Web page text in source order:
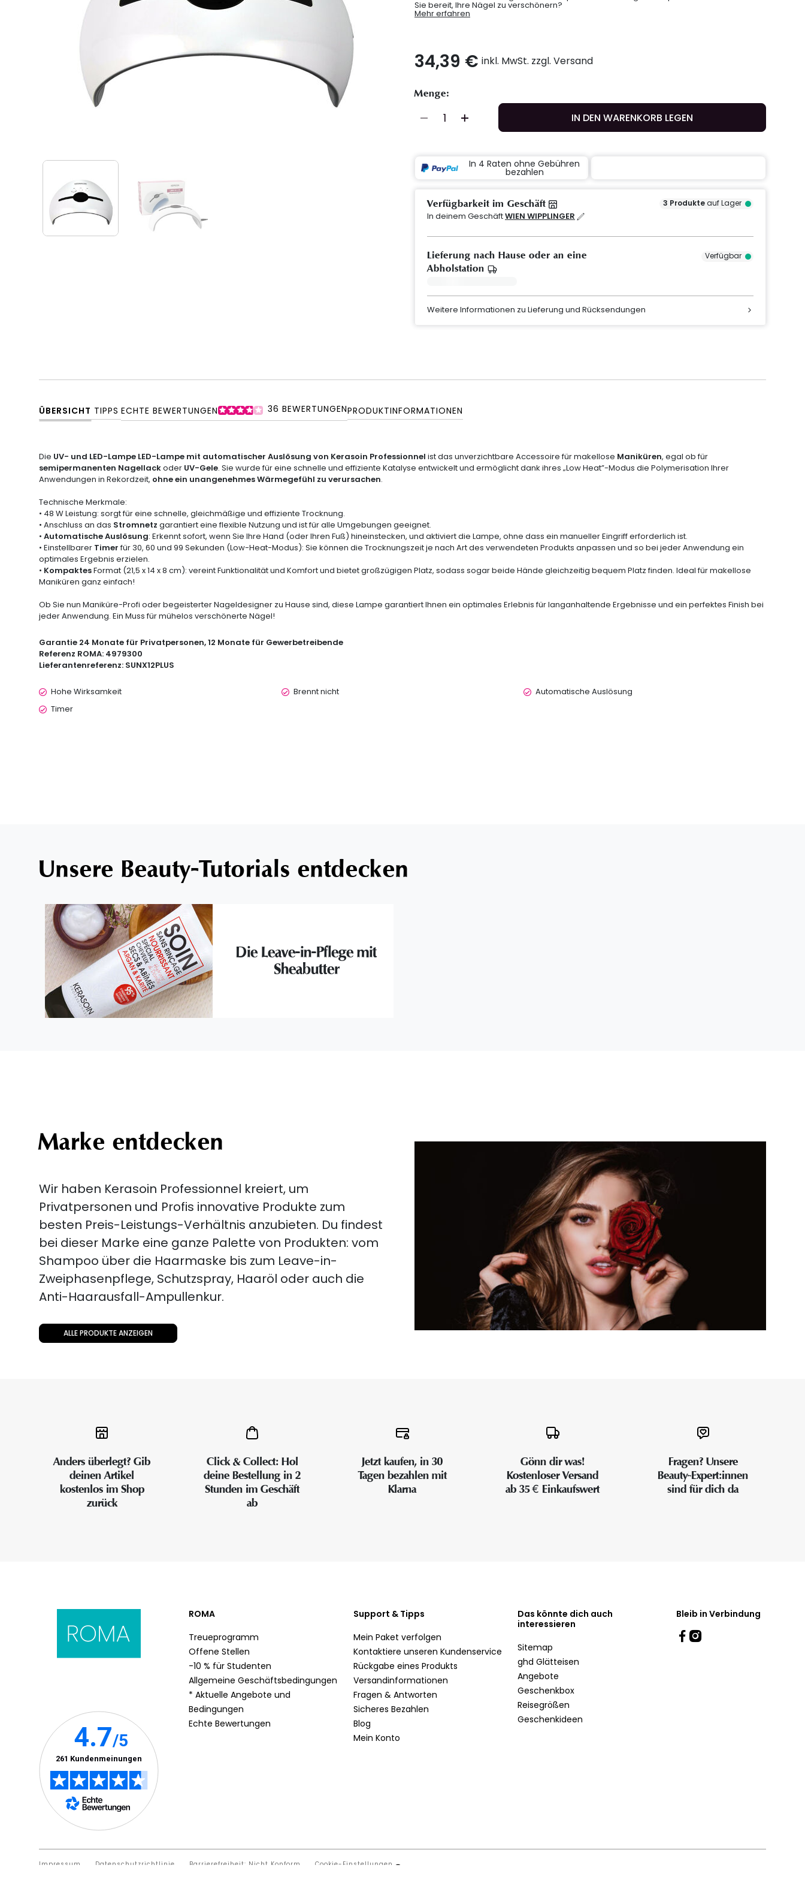
Sie bereit, Ihre Nägel zu verschönern?
Mehr erfahren
34,39 € inkl. MwSt. zzgl. Versand
Menge:
IN DEN WARENKORB LEGEN
In 4 Raten ohne Gebühren
bezahlen
Verfügbarkeit im Geschäft 3 Produkteauf Lager
In deinem GeschäftWIEN WIPPLINGER
Lieferung nach Hause oder an eine
Abholstation
Verfügbar
Weitere Informationen zu Lieferung und Rücksendungen
ÜBERSICHT TIPPS ECHTE BEWERTUNGEN 36 BEWERTUNGENPRODUKTINFORMATIONEN
Die UV- und LED-Lampe LED-Lampe mit automatischer Auslösung von Kerasoin Professionnel ist das unverzichtbare Accessoire für makellose Maniküren, egal ob für
semipermanenten Nagellackoder UV-Gele. Sie wurde für eine schnelle und effiziente Katalyse entwickelt und ermöglicht dank ihres „Low Heat”-Modus die Polymerisation Ihrer
Anwendungen in Rekordzeit, ohne ein unangenehmes Wärmegefühl zu verursachen.
Technische Merkmale:
• 48 W Leistung: sorgt für eine schnelle, gleichmäßige und effiziente Trocknung.
• Anschluss an das Stromnetz garantiert eine flexible Nutzung und ist für alle Umgebungen geeignet.
• Automatische Auslösung: Erkennt sofort, wenn Sie Ihre Hand (oder Ihren Fuß) hineinstecken, und aktiviert die Lampe, ohne dass ein manueller Eingriff erforderlich ist.
• Einstellbarer Timerfür 30, 60 und 99 Sekunden (Low-Heat-Modus): Sie können die Trocknungszeit je nach Art des verwendeten Produkts anpassen und so bei jeder Anwendung ein
optimales Ergebnis erzielen.
• KompaktesFormat (21,5 x 14 x 8 cm): vereint Funktionalität und Komfort und bietet großzügigen Platz, sodass sogar beide Hände gleichzeitig bequem Platz finden. Ideal für makellose
Maniküren ganz einfach!
Ob Sie nun Maniküre-Profi oder begeisterter Nageldesigner zu Hause sind, diese Lampe garantiert Ihnen ein optimales Erlebnis für langanhaltende Ergebnisse und ein perfektes Finish bei
jeder Anwendung. Ein Muss für mühelos verschönerte Nägel!
Garantie 24 Monate für Privatpersonen, 12 Monate für Gewerbetreibende
Referenz ROMA: 4979300
Lieferantenreferenz: SUNX12PLUS
Hohe Wirksamkeit Brennt nicht
Automatische Auslösung
Timer
Unsere Beauty-Tutorials entdecken
Die Leave-in-Pflege mit
Sheabutter
Marke entdecken
Wir haben Kerasoin Professionnel kreiert, um
Privatpersonen und Profis innovative Produkte zum
besten Preis-Leistungs-Verhältnis anzubieten. Du findest
bei dieser Marke eine ganze Palette von Produkten: vom
Shampoo über die Haarmaske bis zum Leave-in-
Zweiphasenpflege, Schutzspray, Haaröl oder auch die
Anti-Haarausfall-Ampullenkur.
ALLE PRODUKTE ANZEIGEN
Anders überlegt? Gib
deinen Artikel
kostenlos im Shop
zurück
Click & Collect: Hol
deine Bestellung in 2
Stunden im Geschäft
ab
Jetzt kaufen, in 30
Tagen bezahlen mit
Klarna
Gönn dir was!
Kostenloser Versand
ab 35 € Einkaufswert
Fragen? Unsere
Beauty-Expert:innen
sind für dich da
ROMA
Treueprogramm
Offene Stellen
-10 % für Studenten
Allgemeine Geschäftsbedingungen
* Aktuelle Angebote und
Bedingungen
Echte Bewertungen
Support & Tipps
Mein Paket verfolgen
Kontaktiere unseren Kundenservice
Rückgabe eines Produkts
Versandinformationen
Fragen & Antworten
Sicheres Bezahlen
Blog
Mein Konto
Das könnte dich auch
interessieren
Sitemap
ghd Glätteisen
Angebote
Geschenkbox
Reisegrößen
Geschenkideen
Bleib in Verbindung
Impressum Datenschutzrichtlinie Barrierefreiheit: Nicht Konform Cookie-Einstellungen